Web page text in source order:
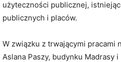
użyteczności publicznej,
publicznych i placów.
W związku z trwającymi pracami
Aslana Paszy, budynku Madrasy